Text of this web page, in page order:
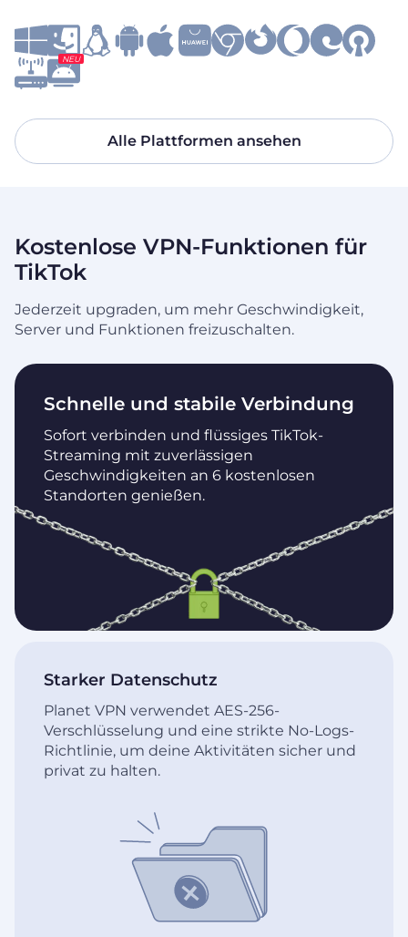
NEU
Alle Plattformen ansehen
Kostenlose VPN-Funktionen für
TikTok
Jederzeit upgraden, um mehr Geschwindigkeit,
Server und Funktionen freizuschalten.
Schnelle und stabile Verbindung
Sofort verbinden und flüssiges TikTok-
Streaming mit zuverlässigen
Geschwindigkeiten an 6 kostenlosen
Standorten genießen.
Starker Datenschutz
Planet VPN verwendet AES-256-
Verschlüsselung und eine strikte No-Logs-
Richtlinie, um deine Aktivitäten sicher und
privat zu halten.